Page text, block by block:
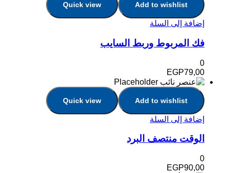
Add to wishlist
Quick view
إضافة إلى السلة
فك المربوط وربط السايب
0
EGP79,00
Add to wishlist
Quick view
إضافة إلى السلة
الوقت منتصف البرد
0
EGP90,00